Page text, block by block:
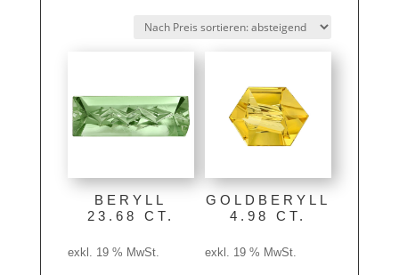
sortiert:
BERYLL
23.68 CT.
exkl. 19 % MwSt.
GOLDBERYLL
4.98 CT.
exkl. 19 % MwSt.